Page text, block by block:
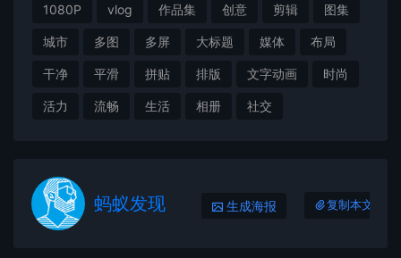
1080P vlog 作品集 创意 剪辑 图集
城市 多图 多屏 大标题 媒体 布局
干净 平滑 拼贴 排版 文字动画 时尚
活力 流畅 生活 相册 社交
蚂蚁发现 生成海报 复制本文链接